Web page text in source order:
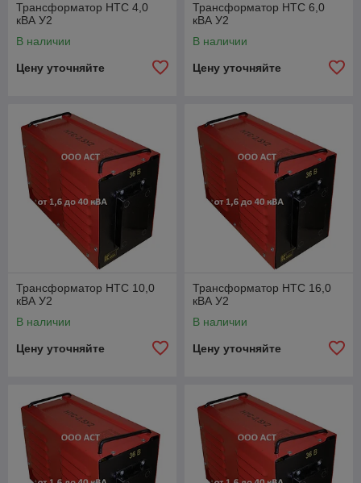
Трансформатор НТС 4,0
кВА У2
В наличии
Цену уточняйте
Трансформатор НТС 6,0
кВА У2
В наличии
Цену уточняйте
Трансформатор НТС 10,0
кВА У2
В наличии
Цену уточняйте
Трансформатор НТС 16,0
кВА У2
В наличии
Цену уточняйте